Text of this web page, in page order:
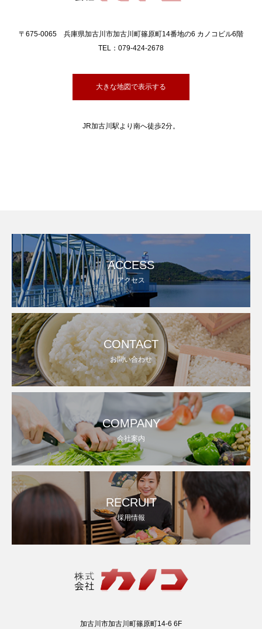
〒675-0065 兵庫県加古川市加古川町篠原町14番地の6 カノコビル6階
TEL：079-424-2678
大きな地図で表示する
JR加古川駅より南へ徒歩2分。
ACCESS
アクセス
CONTACT
お問い合わせ
COMPANY
会社案内
RECRUIT
採用情報
加古川市加古川町篠原町14-6 6F